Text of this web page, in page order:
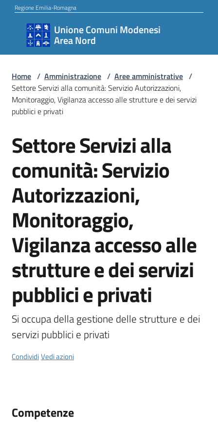
Vai al contenuto
Vai alla navigazione
Vai al footer
Regione Emilia-Romagna
Unione Comuni Modenesi
Area Nord
Unione
Comuni
Area
Nord
Amministrazione
Novità
Servizi
Documenti
e
dati
Scopri
il
territorio
per
Home / Amministrazione / Aree amministrative /
Settore Servizi alla comunità: Servizio Autorizzazioni,
Monitoraggio, Vigilanza accesso alle strutture e dei servizi
pubblici e privati
Salta al contenuto
Settore Servizi alla
comunità: Servizio
Autorizzazioni,
Monitoraggio,
Vigilanza accesso alle
strutture e dei servizi
pubblici e privati
Si occupa della gestione delle strutture e dei
servizi pubblici e privati
CondividiVedi azioni
Competenze